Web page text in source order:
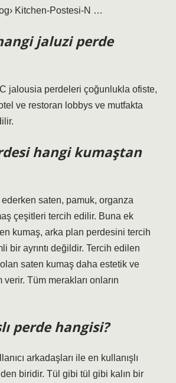
Kitchen-Postesi-N …
jaluzi perde
jalousia perdeleri çoğunlukla ofiste,
ve restoran lobbys ve mutfakta
hangi kumaştan
saten, pamuk, organza
çeşitleri tercih edilir. Buna ek
kumaş, arka plan perdesini tercih
bir ayrıntı değildir. Tercih edilen
saten kumaş daha estetik ve
Tüm merakları onların
perde hangisi?
arkadaşları ile en kullanışlı
biridir. Tül gibi tül gibi kalın bir